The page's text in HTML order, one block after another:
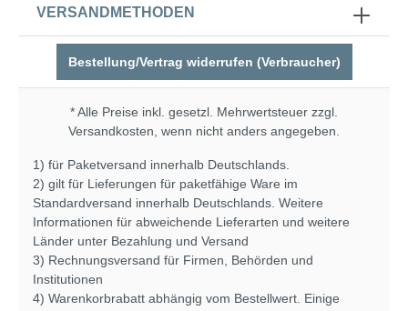
VERSANDMETHODEN
Bestellung/Vertrag widerrufen (Verbraucher)
* Alle Preise inkl. gesetzl. Mehrwertsteuer zzgl.
Versandkosten , wenn nicht anders angegeben.
1) für Paketversand innerhalb Deutschlands.
2) gilt für Lieferungen für paketfähige Ware im
Standardversand innerhalb Deutschlands. Weitere
Informationen für abweichende Lieferarten und weitere
Länder unter Bezahlung und Versand
3) Rechnungsversand für Firmen, Behörden und
Institutionen
4) Warenkorbrabatt abhängig vom Bestellwert. Einige